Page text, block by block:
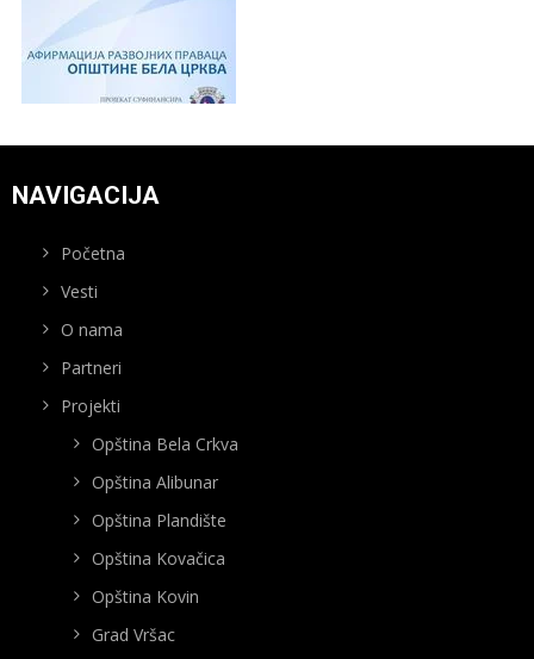
NAVIGACIJA
Početna
Vesti
O nama
Partneri
Projekti
Opština Bela Crkva
Opština Alibunar
Opština Plandište
Opština Kovačica
Opština Kovin
Grad Vršac